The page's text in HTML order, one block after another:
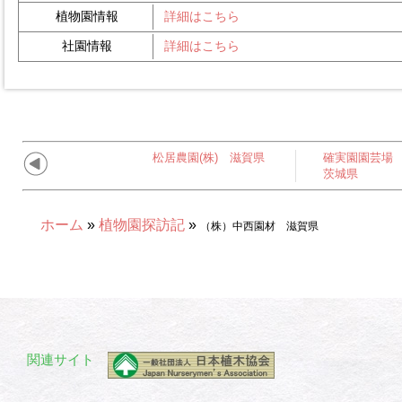
植物園情報 詳細はこちら
社園情報 詳細はこちら
松居農園(株) 滋賀県
確実園園芸
茨城県
ホーム » 植物園探訪記 » （株）中西園材 滋賀県
関連サイト